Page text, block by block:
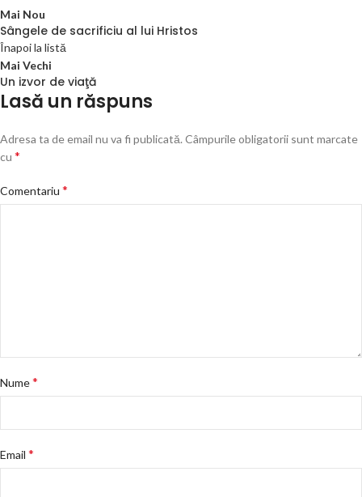
Mai Nou
Sângele de sacrificiu al lui Hristos
Înapoi la listă
Mai Vechi
Un izvor de viaţă
Lasă un răspuns
Adresa ta de email nu va fi publicată.Câmpurile obligatorii sunt marcate
cu *
Comentariu *
Nume*
Email *